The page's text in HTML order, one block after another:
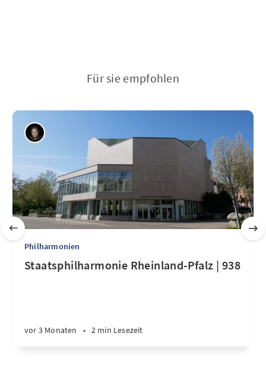
Für sie empfohlen
Philharmonien
Staatsphilharmonie Rheinland-Pfalz | 938
vor 3 Monaten • 2 min Lesezeit